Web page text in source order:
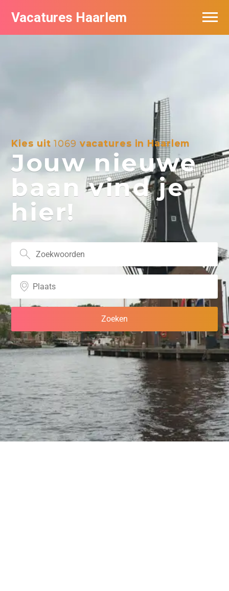
Vacatures Haarlem
Kies uit1069 vacatures in Haarlem
Jouw nieuwe
baan vind je
hier!
Vacatures per bedrijf in Haarlem